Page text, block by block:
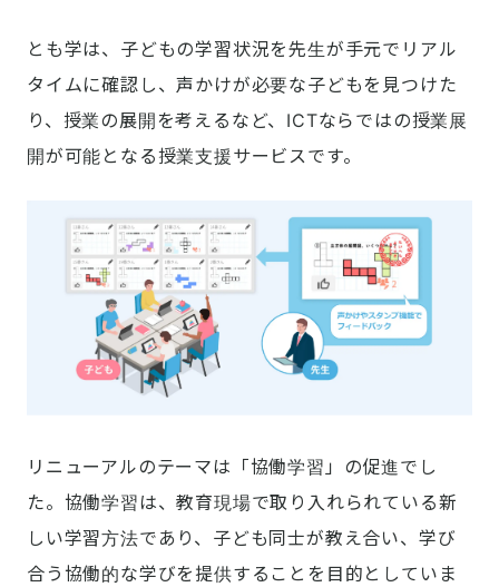
とも学は、子どもの学習状況を先生が手元でリアル
タイムに確認し、声かけが必要な子どもを見つけた
り、授業の展開を考えるなど、ICTならではの授業展
開が可能となる授業支援サービスです。
リニューアルのテーマは「協働学習」の促進でし
た。協働学習は、教育現場で取り入れられている新
しい学習方法であり、子ども同士が教え合い、学び
合う協働的な学びを提供することを目的としていま